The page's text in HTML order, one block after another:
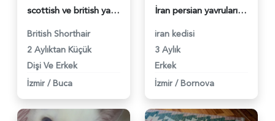
scottish ve british yavrular sahiplerini bekliyor - 5957
British Shorthair
2 Aylıktan Küçük
Dişi Ve Erkek
İzmir / Buca
İran persian yavruları - 5954
iran kedisi
3 Aylık
Erkek
İzmir / Bornova